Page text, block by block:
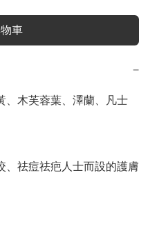
車
−
、木芙蓉葉、澤蘭、凡士
、祛痘祛疤人士而設的護膚